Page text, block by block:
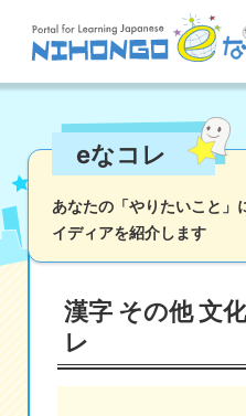
読む 書く
かな
iOSアプリ検索
eなコレ
あなたの「やりたいこと」
イディアを紹介します
漢字 その他 文
レ